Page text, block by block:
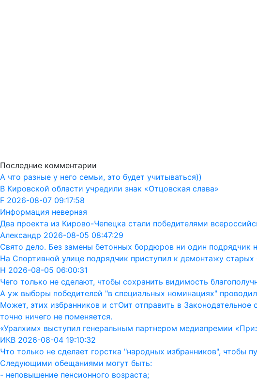
Последние комментарии
А что разные у него семьи, это будет учитываться))
В Кировской области учредили знак «Отцовская слава»
F 2026-08-07 09:17:58
Информация неверная
Два проекта из Кирово-Чепецка стали победителями
Александр 2026-08-05 08:47:29
Свято дело. Без замены бетонных бордюров ни один подрядчик
На Спортивной улице подрядчик приступил к демонтажу
Н 2026-08-05 06:00:31
Чего только не сделают, чтобы сохранить видимость
А уж выборы победителей "в специальных номинациях"
Может, этих избранников и стОит отправить в
точно ничего не поменяется.
«Уралхим» выступил генеральным партнером медиапремии
ИКВ 2026-08-04 19:10:32
Что только не сделает горстка "народных избранников", чтобы
Следующими обещаниями могут быть:
- неповышение пенсионного возраста;